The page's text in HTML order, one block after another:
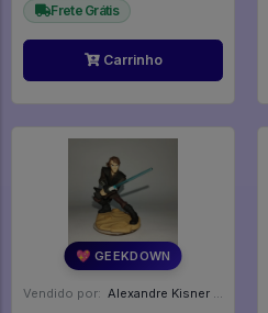
Frete Grátis
Carrinho
💖 GEEKDOWN
Vendido por: Alexandre Kisner - PR